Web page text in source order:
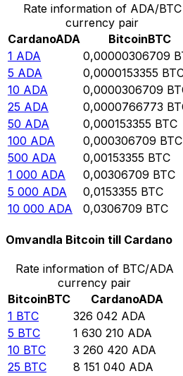
Rate information of ADA/BTC
currency pair
CardanoADA BitcoinBTC
1 ADA 0,00000306709
5 ADA 0,0000153355
10 ADA 0,0000306709
25 ADA 0,0000766773
50 ADA 0,000153355 BTC
100 ADA 0,000306709 BTC
500 ADA 0,00153355 BTC
1 000 ADA 0,00306709 BTC
5 000 ADA 0,0153355 BTC
10 000 ADA 0,0306709 BTC
Omvandla Bitcoin till Cardano
Rate information of BTC/ADA
currency pair
BitcoinBTC CardanoADA
1 BTC 326 042 ADA
5 BTC 1 630 210 ADA
10 BTC 3 260 420 ADA
25 BTC 8 151 040 ADA